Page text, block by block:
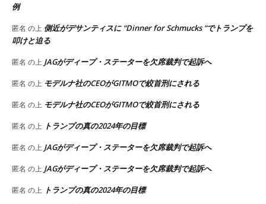
例
匿名 の上 側近がデサンティスに “Dinner for Schmucks “でトランプを
叩けと迫る
匿名 の上 JAGがディープ・ステーターを欠席裁判で起訴へ
匿名 の上 モデルナ社のCEOがGITMOで絞首刑にされる
匿名 の上 モデルナ社のCEOがGITMOで絞首刑にされる
匿名 の上 トランプの真の2024年の目標
匿名 の上 JAGがディープ・ステーターを欠席裁判で起訴へ
匿名 の上 JAGがディープ・ステーターを欠席裁判で起訴へ
匿名 の上 トランプの真の2024年の目標